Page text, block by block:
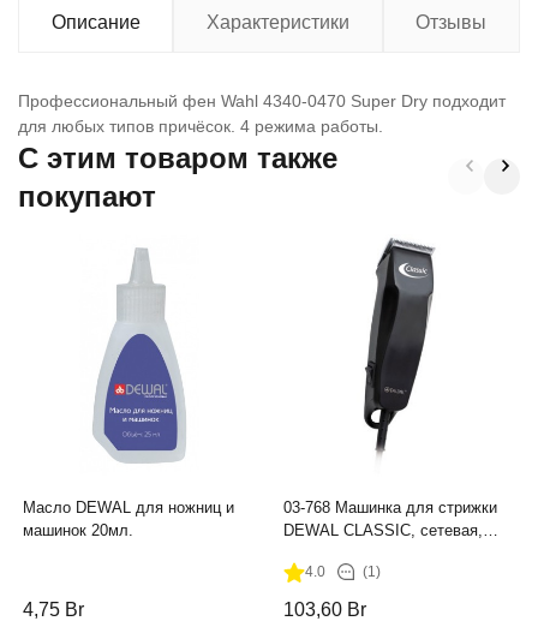
Описание Характеристики Отзывы
Профессиональный фен Wahl 4340-0470 Super Dry подходит
для любых типов причёсок. 4 режима работы.
C этим товаром также
покупают
Масло DEWAL для ножниц и
машинок 20мл.
4,75 Br
03-768 Машинка для стрижки
DEWAL CLASSIC, сетевая,
4 нас
4.0 (1)
103,60 Br